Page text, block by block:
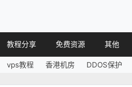
教程分享
VPS教程
免费资源
免费空间
其他
简讯
vps教程 香港机房 DDOS保护